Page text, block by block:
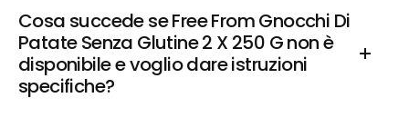
Cosa succede se Free From Gnocchi Di
Patate Senza Glutine 2 X 250 G non è
disponibile e voglio dare istruzioni
specifiche?